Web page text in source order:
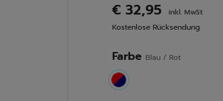
Link
auf
€ 32,95
inkl. MwSt
Kostenlose Rücksendung
Farbe Blau / Rot
selected